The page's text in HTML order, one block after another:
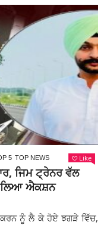
5 TOP NEWS Like
ਜਿਮ ਟ੍ਰੇਨਰ ਵੱਲ
ਲਿਆ ਐਕਸ਼ਨ
ਨੂੰ ਲੈ ਕੇ ਹੋਏ ਝਗੜੇ ਵਿੱਚ,